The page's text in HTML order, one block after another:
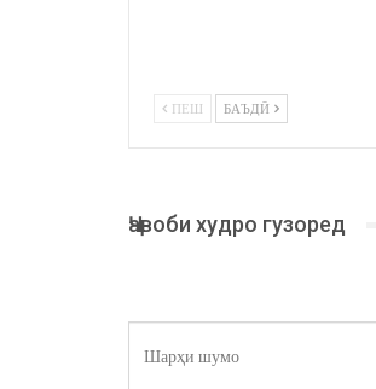
ПЕШ БАЪДӢ
Ҷавоби худро гузоред